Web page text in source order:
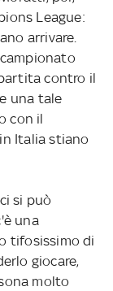
League:
arrivare.
contro il
una tale
con il
Italia stiano
si può
una
tifosissimo di
giocare,
molto